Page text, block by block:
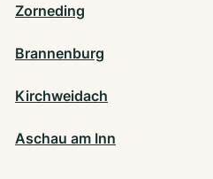
Zorneding
Brannenburg
Kirchweidach
Aschau am Inn